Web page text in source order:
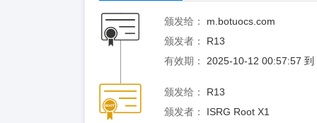
颁发给：
m.botuocs.com
颁发者：
R13
有效期：
2025-10-12 00:57:57
颁发给：
R13
颁发者：
ISRG Root X1